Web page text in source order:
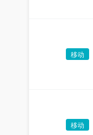
移动
移动